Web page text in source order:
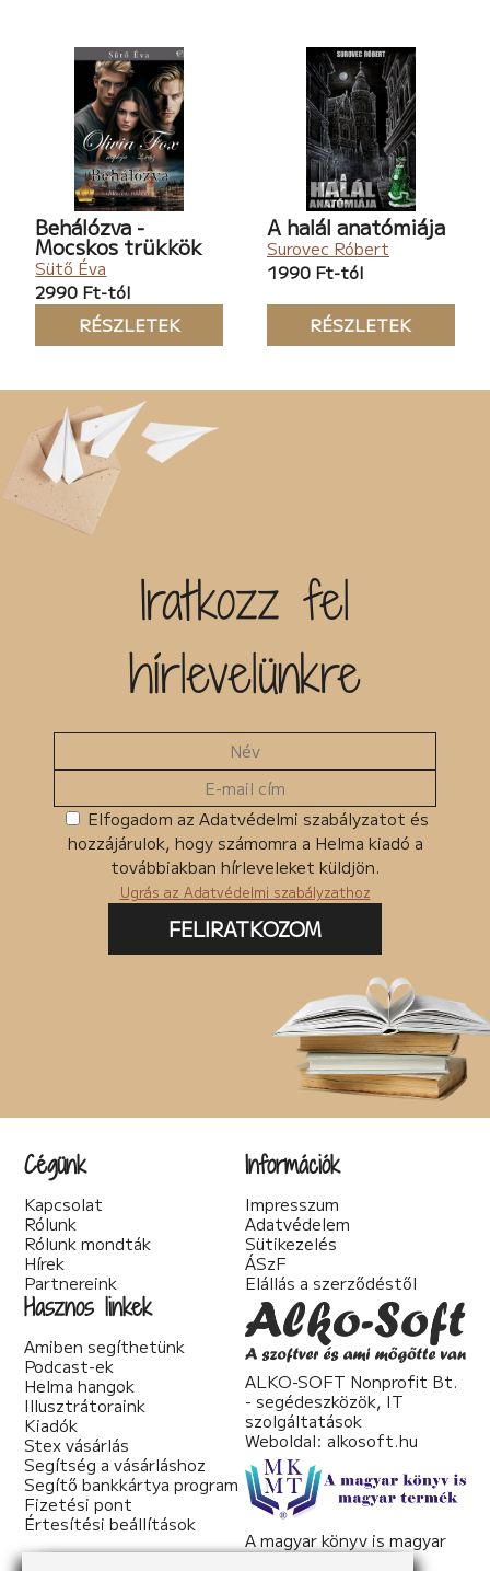
Behálózva -
Mocskos trükkök
Sütő Éva
2990 Ft-tól
RÉSZLETEK
A halál anatómiája
Surovec Róbert
1990 Ft-tól
RÉSZLETEK
Iratkozz fel
hírlevelünkre
Elfogadom az Adatvédelmi szabályzatot és
hozzájárulok, hogy számomra a Helma kiadó a
továbbiakban hírleveleket küldjön.
Ugrás az Adatvédelmi szabályzathoz
FELIRATKOZOM
Cégünk
Kapcsolat
Rólunk
Rólunk mondták
Hírek
Partnereink
Információk
Impresszum
Adatvédelem
Sütikezelés
ÁSzF
Elállás a szerződéstől
Hasznos linkek
Amiben segíthetünk
Podcast-ek
Helma hangok
Illusztrátoraink
Kiadók
Stex vásárlás
Segítség a vásárláshoz
Segítő bankkártya program
Fizetési pont
Értesítési beállítások
ALKO-SOFT Nonprofit Bt.
- segédeszközök, IT
szolgáltatások
Weboldal: alkosoft.hu
A magyar könyv is magyar
termék